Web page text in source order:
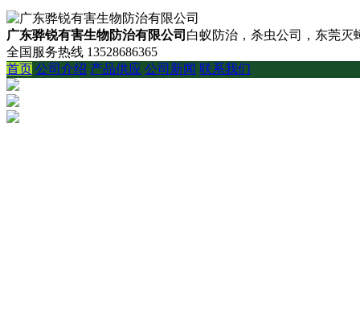
广东骅锐有害生物防治有限公司 白蚁防治，杀虫公司，东莞灭
全国服务热线 13528686365
首页 公司介绍 产品供应 公司新闻 联系我们